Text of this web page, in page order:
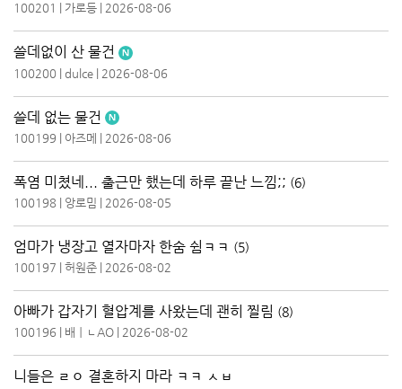
100201 가로등 2026-08-06
쓸데없이 산 물건
100200 | dulce | 2026-08-06
쓸데 없는 물건
100199 아즈메 2026-08-06
폭염 미쳤네... 출근만 했는데 하루 끝난 느낌;; (6)
100198 앙로밈 2026-08-05
엄마가 냉장고 열자마자 한숨 쉼ㅋㅋ (5)
100197 허원준 2026-08-02
아빠가 갑자기 혈압계를 사왔는데 괜히 찔림 (8)
100196 배ㅣㄴAO 2026-08-02
니들은 ㄹㅇ 결혼하지 마라 ㅋㅋ ㅅㅂ